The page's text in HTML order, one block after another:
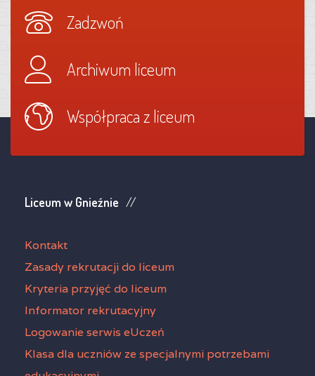
Zadzwoń
Archiwum liceum
Współpraca z liceum
Liceum w Gnieźnie
Kontakt
Zasady rekrutacji do liceum
Kryteria przyjęć do liceum
Informator rekrutacyjny
Logowanie serwis eUczeń
Klasa dla uczniów ze specjalnymi potrzebami